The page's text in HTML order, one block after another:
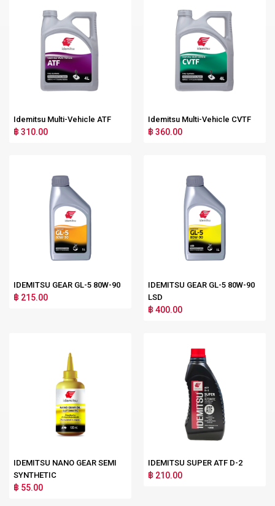
Idemitsu Multi-Vehicle ATF
฿ 310.00
Idemitsu Multi-Vehicle CVTF
฿ 360.00
IDEMITSU GEAR GL-5 80W-90
฿ 215.00
IDEMITSU GEAR GL-5 80W-90
LSD
฿ 400.00
IDEMITSU NANO GEAR SEMI
SYNTHETIC
฿ 55.00
IDEMITSU SUPER ATF D-2
฿ 210.00